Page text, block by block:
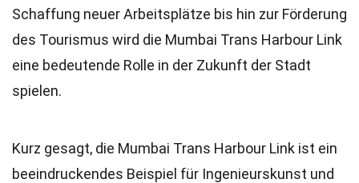
Schaffung neuer Arbeitsplätze bis hin zur Förderung
des Tourismus wird die Mumbai Trans Harbour Link
eine bedeutende Rolle in der Zukunft der Stadt
spielen.
Kurz gesagt, die Mumbai Trans Harbour Link ist ein
beeindruckendes Beispiel für Ingenieurskunst und